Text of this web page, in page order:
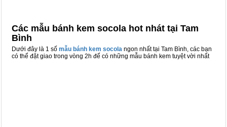
Các mẫu bánh kem socola hot nhát tại Tam
Bình
Dưới đây là 1 số mẫu bánh kem socola ngon nhất tại Tam Bình, các bạn
có thể đặt giao trong vòng 2h để có những mẫu bánh kem tuyệt vời nhất